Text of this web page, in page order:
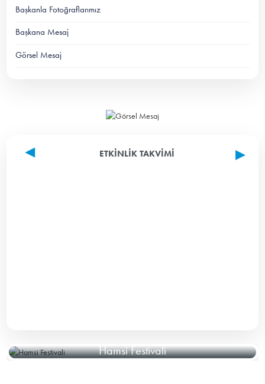
Başkanla Fotoğraflarımız
Başkana Mesaj
Görsel Mesaj
ETKINLIK TAKVIMI
Hamsi Festivali